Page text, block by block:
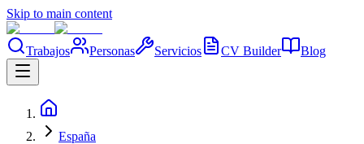
Skip to main content
Trabajos Personas Servicios CV Builder Blog
España